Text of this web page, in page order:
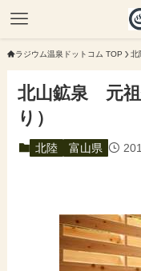
ラジウム温泉ドットコム TOP 北
北山鉱泉 元祖
り）
北陸 富山県